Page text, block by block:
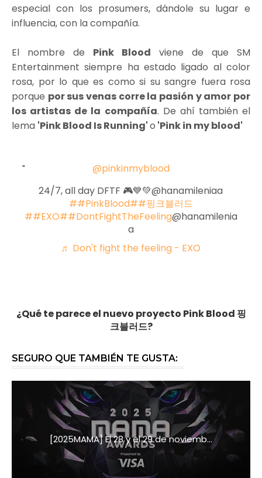
especial con los prosumers, dándole su lugar e
influencia, con la compañía.
El nombre de Pink Blood viene de que SM
Entertainment siempre ha estado ligado al color
rosa, por lo que es como si su sangre fuera rosa
porque por sus venas corre la pasión y amor por
los artistas de la compañía. De ahí también el
lema 'Pink Blood Is Running'o 'Pink in my blood'
@pinkinmyblood
24/7, all day DFTF 🎮💙💚@hanamileniaa
##PinkBlood##핑크블러드
##EXO##DontFightTheFeeling@hanamilenia
a
♬ Don't fight the feeling - EXO
¿Qué te parece el nuevo proyecto Pink Blood 핑
크블러드?
SEGURO QUE TAMBIÉN TE GUSTA:
[2025MAMA] El 28 y el 29 de noviemb...